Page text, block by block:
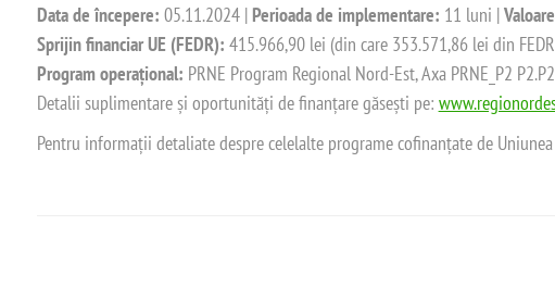
Data de începere: 05.11.2024 | Perioada de implementare: 11 luni |
Sprijin financiar UE (FEDR): 415.966,90 lei (din care 353.571,86 lei din
Program operațional: PRNE Program Regional Nord-Est, Axa PRNE_P2
Detalii suplimentare și oportunități de finanțare găsești pe:
Pentru informații detaliate despre celelalte programe cofinanțate de